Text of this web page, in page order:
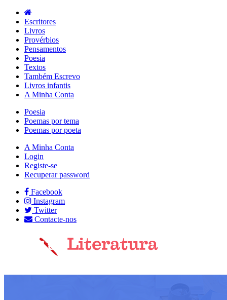
Escritores
Livros
Provérbios
Pensamentos
Poesia
Textos
Também Escrevo
Livros infantis
A Minha Conta
Poesia
Poemas por tema
Poemas por poeta
A Minha Conta
Login
Registe-se
Recuperar password
Facebook
Instagram
Twitter
Contacte-nos